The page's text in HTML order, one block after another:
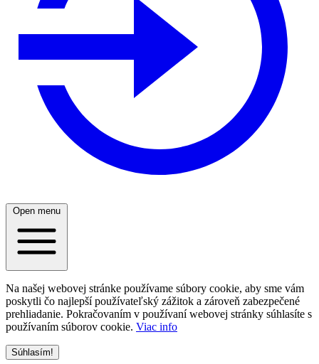
Open menu
Na našej webovej stránke používame súbory cookie, aby sme vám
poskytli čo najlepší používateľský zážitok a zároveň zabezpečené
prehliadanie. Pokračovaním v používaní webovej stránky súhlasíte s
používaním súborov cookie. Viac info
Súhlasím!